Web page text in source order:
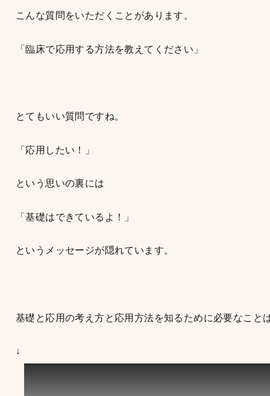
こんな質問をいただくことがあります。
「臨床で応用する方法を教えてください」
とてもいい質問ですね。
「応用したい！」
という思いの裏には
「基礎はできているよ！」
というメッセージが隠れています。
基礎と応用の考え方と応用方法を知るために必要なこと
↓